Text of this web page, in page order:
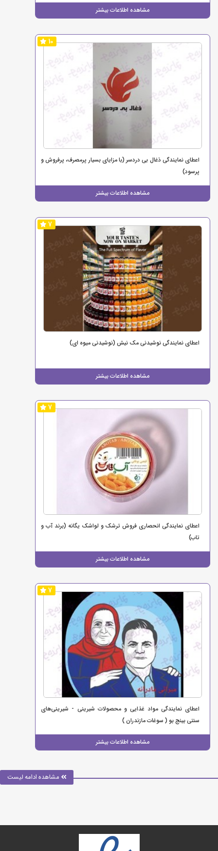
مشاهده اطلاعات بیشتر
10
اعطای نمایندگی ذغال بی دردسر (با مزایای بسیار پرمصرف، پرفروش و
پرسود)
مشاهده اطلاعات بیشتر
7
اعطای نمایندگی نوشیدنی مک نیش (نوشیدنی میوه ای)
مشاهده اطلاعات بیشتر
7
اعطای نمایندگی انحصاری فروش ترشک و لواشک یگانه (برند آب و
تاب)
مشاهده اطلاعات بیشتر
7
اعطای نمایندگی مواد غذایی و محصولات شیرینی - شیرینی‌های
سنتی بینج بو ( سوغات مازندران )
مشاهده اطلاعات بیشتر
مشاهده ادامه لیست